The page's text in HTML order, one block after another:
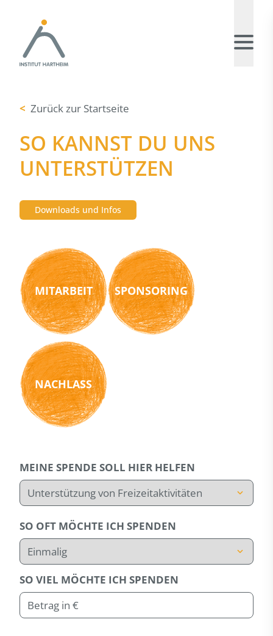
< Zurück zur Startseite
SO KANNST DU UNS
UNTERSTÜTZEN
Downloads und Infos
MITARBEIT SPONSORING
NACHLASS
MEINE SPENDE SOLL HIER HELFEN
SO OFT MÖCHTE ICH SPENDEN
SO VIEL MÖCHTE ICH SPENDEN